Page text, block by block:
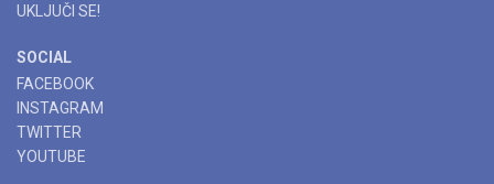
UKLJUČI SE!
SOCIAL
FACEBOOK
INSTAGRAM
TWITTER
YOUTUBE